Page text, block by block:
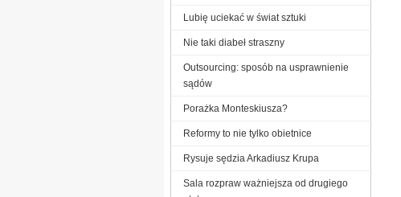
Lubię uciekać w świat sztuki
Nie taki diabeł straszny
Outsourcing: sposób na usprawnienie
sądów
Porażka Monteskiusza?
Reformy to nie tylko obietnice
Rysuje sędzia Arkadiusz Krupa
Sala rozpraw ważniejsza od drugiego